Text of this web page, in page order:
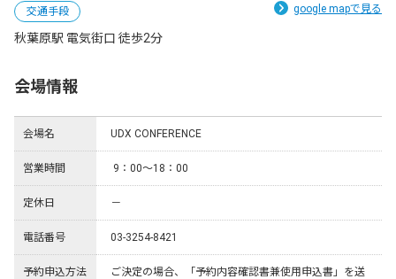
google mapで見る
交通手段
秋葉原駅 電気街口 徒歩2分
会場情報
会場名 UDX CONFERENCE
営業時間 9：00～18：00
定休日 －
電話番号 03-3254-8421
予約申込方法
ご決定の場合、「予約内容確認書兼使用申込書」を送